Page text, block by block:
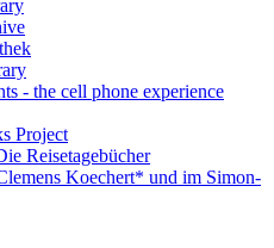
- the cell phone experience
Project
Reisetagebücher
Koechert* und im Simon-